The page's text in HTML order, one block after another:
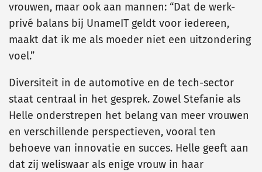
vrouwen, maar ook aan mannen: “Dat de werk-
privé balans bij UnameIT geldt voor iedereen,
maakt dat ik me als moeder niet een uitzondering
voel.”
Diversiteit in de automotive en de tech-sector
staat centraal in het gesprek. Zowel Stefanie als
Helle onderstrepen het belang van meer vrouwen
en verschillende perspectieven, vooral ten
behoeve van innovatie en succes. Helle geeft aan
dat zij weliswaar als enige vrouw in haar